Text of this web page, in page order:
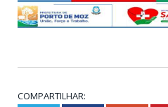
COMPARTILHAR: